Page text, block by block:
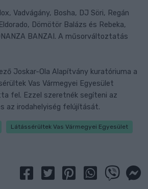
Vadvágány, Bosha, DJ Söri, Regán
Dömötör Balázs és Rebeka,
BANZAI. A műsorváltoztatás
Joskar-Ola Alapítvány kuratóriuma a
Vas Vármegyei Egyesület
fel. Ezzel szeretnék segíteni az
az irodahelyiség felújítását.
Látássérültek Vas Vármegyei Egyesület